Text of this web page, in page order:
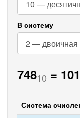
В систему
74810 =
Система